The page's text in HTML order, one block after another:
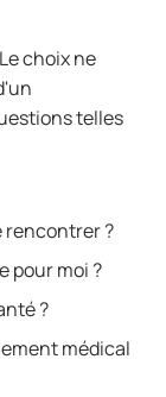
choix ne
telles
rencontrer ?
pour moi ?
?
médical